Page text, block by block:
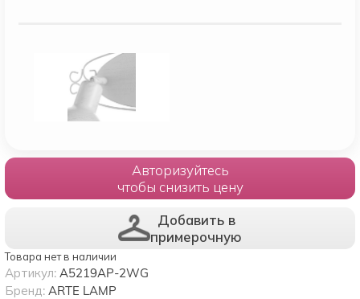
Авторизуйтесь
чтобы снизить цену
Добавить в
примерочную
Товара нет в наличии
Артикул: A5219AP-2WG
Бренд: ARTE LAMP